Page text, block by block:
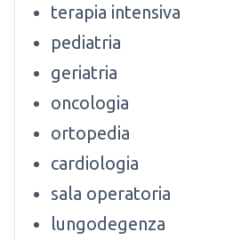
terapia intensiva
pediatria
geriatria
oncologia
ortopedia
cardiologia
sala operatoria
lungodegenza